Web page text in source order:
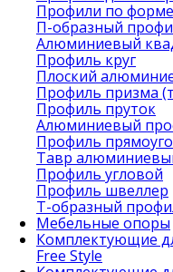
Профили по форме
П-образный
Алюминиевый
Профиль круг
Плоский
Профиль призма
Профиль пруток
Алюминиевый
Профиль
Тавр
Профиль угловой
Профиль швеллер
Т-образный
Мебельные опоры
Комплектующие
Free Style